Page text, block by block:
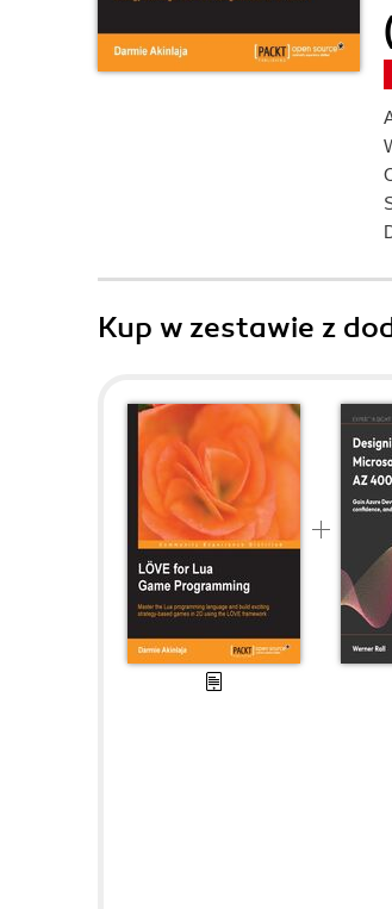
Kup w zestawie z